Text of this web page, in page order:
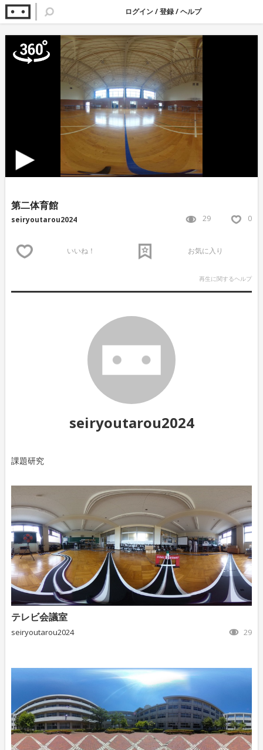
ログイン/登録/ヘルプ
第二体育館
seiryoutarou2024 29 0
いいね！ お気に入り
再生に関するヘルプ
seiryoutarou2024
課題研究
テレビ会議室
seiryoutarou2024 29